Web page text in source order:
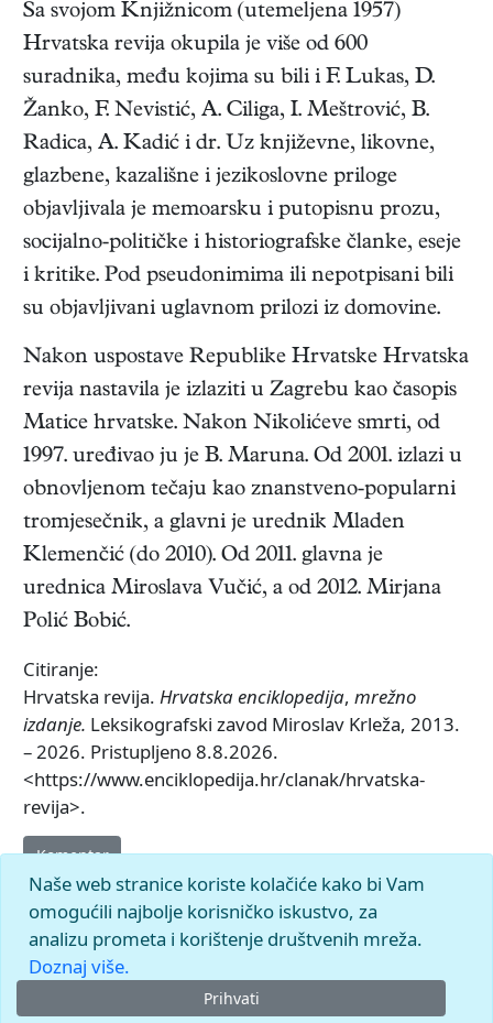
Sa svojom Knjižnicom (utemeljena 1957)
Hrvatska revija okupila je više od 600
suradnika, među kojima su bili i F. Lukas, D.
Žanko, F. Nevistić, A. Ciliga, I. Meštrović, B.
Radica, A. Kadić i dr. Uz književne, likovne,
glazbene, kazališne i jezikoslovne priloge
objavljivala je memoarsku i putopisnu prozu,
socijalno-političke i historiografske članke, eseje
i kritike. Pod pseudonimima ili nepotpisani bili
su objavljivani uglavnom prilozi iz domovine.
Nakon uspostave Republike Hrvatske Hrvatska
revija nastavila je izlaziti u Zagrebu kao časopis
Matice hrvatske. Nakon Nikolićeve smrti, od
1997. uređivao ju je B. Maruna. Od 2001. izlazi u
obnovljenom tečaju kao znanstveno-popularni
tromjesečnik, a glavni je urednik Mladen
Klemenčić (do 2010). Od 2011. glavna je
urednica Miroslava Vučić, a od 2012. Mirjana
Polić Bobić.
Citiranje:
Hrvatska revija. Hrvatska enciklopedija, mrežno
izdanje. Leksikografski zavod Miroslav Krleža, 2013.
– 2026. Pristupljeno 8.8.2026.
<https://www.enciklopedija.hr/clanak/hrvatska-
revija>.
Komentar
Naše web stranice koriste kolačiće kako bi Vam
omogućili najbolje korisničko iskustvo, za
analizu prometa i korištenje društvenih mreža.
Doznaj više.
Prihvati
© 2026.Leksikografski zavodMiroslav Krleža